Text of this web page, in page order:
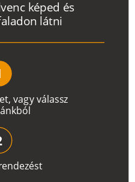
t, vagyválassz
ánkból
venc képed és
aladon látni
endezést